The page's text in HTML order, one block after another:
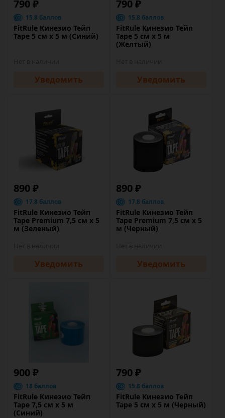
790 ₽
15.8 баллов
FitRule Кинезио Тейп
Tape 5 cм х 5 м (Синий)
Уведомить
790 ₽
15.8 баллов
FitRule Кинезио Тейп
Tape 5 cм х 5 м
(Желтый)
Уведомить
890 ₽
17.8 баллов
FitRule Кинезио Тейп
Tape Premium 7,5 cм х 5
м (Зеленый)
Уведомить
890 ₽
17.8 баллов
FitRule Кинезио Тейп
Tape Premium 7,5 cм х 5
м (Черный)
Уведомить
900 ₽
18 баллов
FitRule Кинезио Тейп
Tape 7,5 cм х 5 м
(Синий)
790 ₽
15.8 баллов
FitRule Кинезио Тейп
Tape 5 cм х 5 м (Черный)